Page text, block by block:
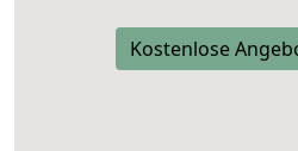
Kostenlose